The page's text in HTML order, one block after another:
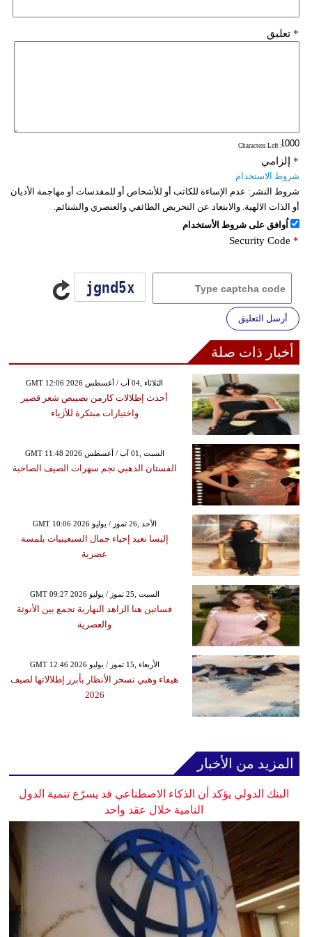
تعليق *
: Characters Left
إلزامي *
شروط الاستخدام
شروط النشر: عدم الإساءة للكاتب أو للأشخاص أو للمقدسات أو مهاجمة الأديان
أو الذات الالهية. والابتعاد عن التحريض الطائفي والعنصري والشتائم.
اُوافق على شروط الأستخدام
Security Code *
أرسل التعليق
أخبار ذات صلة
GMT 12:06 2026 الثلاثاء ,04 آب / أغسطس
أحدث إطلالات كارمن بصيبص شعر قصير
واختيارات مبتكرة للأزياء
GMT 11:48 2026 السبت ,01 آب / أغسطس
الفستان الذهبي نجم سهرات الصيف الصاخبة
GMT 10:06 2026 الأحد ,26 تموز / يوليو
إليسا تعيد إحياء جمال السبعينيات بلمسة
عصرية
GMT 09:27 2026 السبت ,25 تموز / يوليو
فساتين هنا الزاهد النهارية تجمع بين الأنوثة
والعصرية
GMT 12:46 2026 الأربعاء ,15 تموز / يوليو
هيفاء وهبي تسحر الأنظار بأبرز إطلالاتها لصيف
2026
المزيد من الأخبار
البنك الدولي يؤكد أن الذكاء الاصطناعي قد يسرّع تنمية الدول
النامية خلال عقد واحد